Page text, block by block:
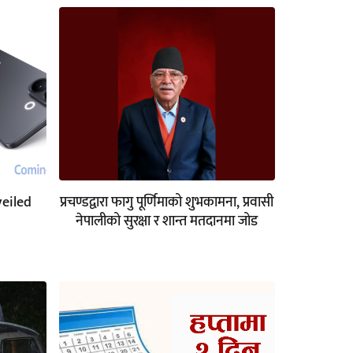
प्रचण्डद्वारा फागु पूर्णिमाको शुभकामना, प्रवासी
नेपालीको सुरक्षा र शान्त मतदानमा जोड